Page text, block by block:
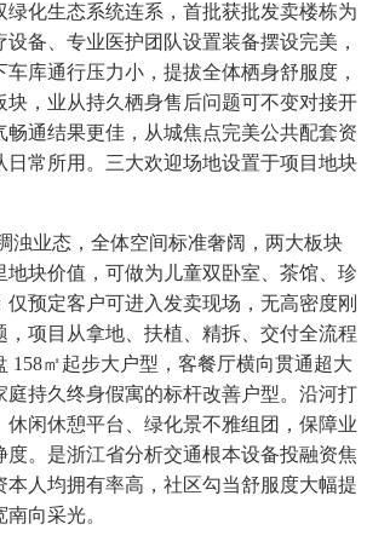
绿化生态系统连系，首批获批发卖楼栋为
设备、专业医护团队设置装备摆设完美，
库通行压力小，提拔全体栖身舒服度，
块，业从持久栖身售后问题可不变对接开
畅通结果更佳，从城焦点完美公共配套资
日常所用。三大欢迎场地设置于项目地块
业态，全体空间标准奢阔，两大板块
地块价值，可做为儿童双卧室、茶馆、珍
预定客户可进入发卖现场，无高密度刚
，项目从拿地、扶植、精拆、交付全流程
158㎡起步大户型，客餐厅横向贯通超大
庭持久终身假寓的标杆改善户型。沿河打
休闲休憩平台、绿化景不雅组团，保障业
度。是浙江省分析交通根本设备投融资焦
本人均拥有率高，社区勾当舒服度大幅提
向采光。